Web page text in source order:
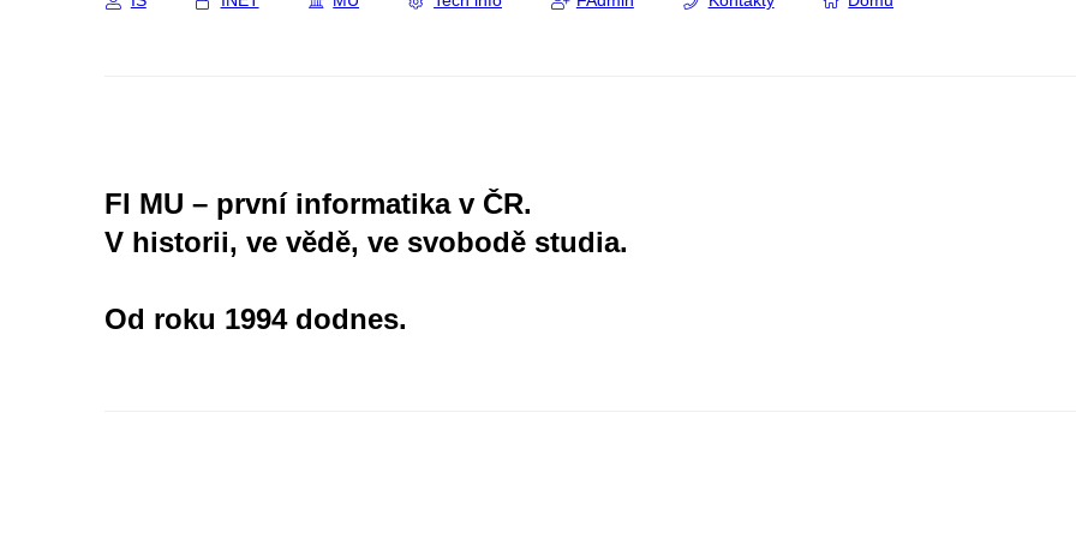
FI MU – první informatika v ČR.
V historii, ve vědě, ve svobodě studia.
Od roku 1994 dodnes.